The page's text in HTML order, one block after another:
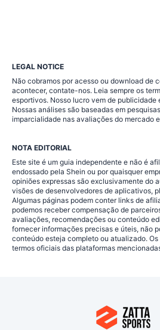
LEGAL NOTICE
Não cobramos por acesso ou download de
acontecer, contate-nos. Leia sempre os
esportivos. Nosso lucro vem de publicidade
Nossas análises são baseadas em
imparcialidade nas avaliações do mercado
NOTA EDITORIAL
Este site é um guia independente e não é
endossado pela Shein ou por quaisquer
opiniões expressas são exclusivamente do
visões de desenvolvedores de aplicativos,
Algumas páginas podem conter links de
podemos receber compensação de
avaliações, recomendações ou conteúdo
fornecer informações precisas e úteis, não
conteúdo esteja completo ou atualizado.
termos oficiais das plataformas